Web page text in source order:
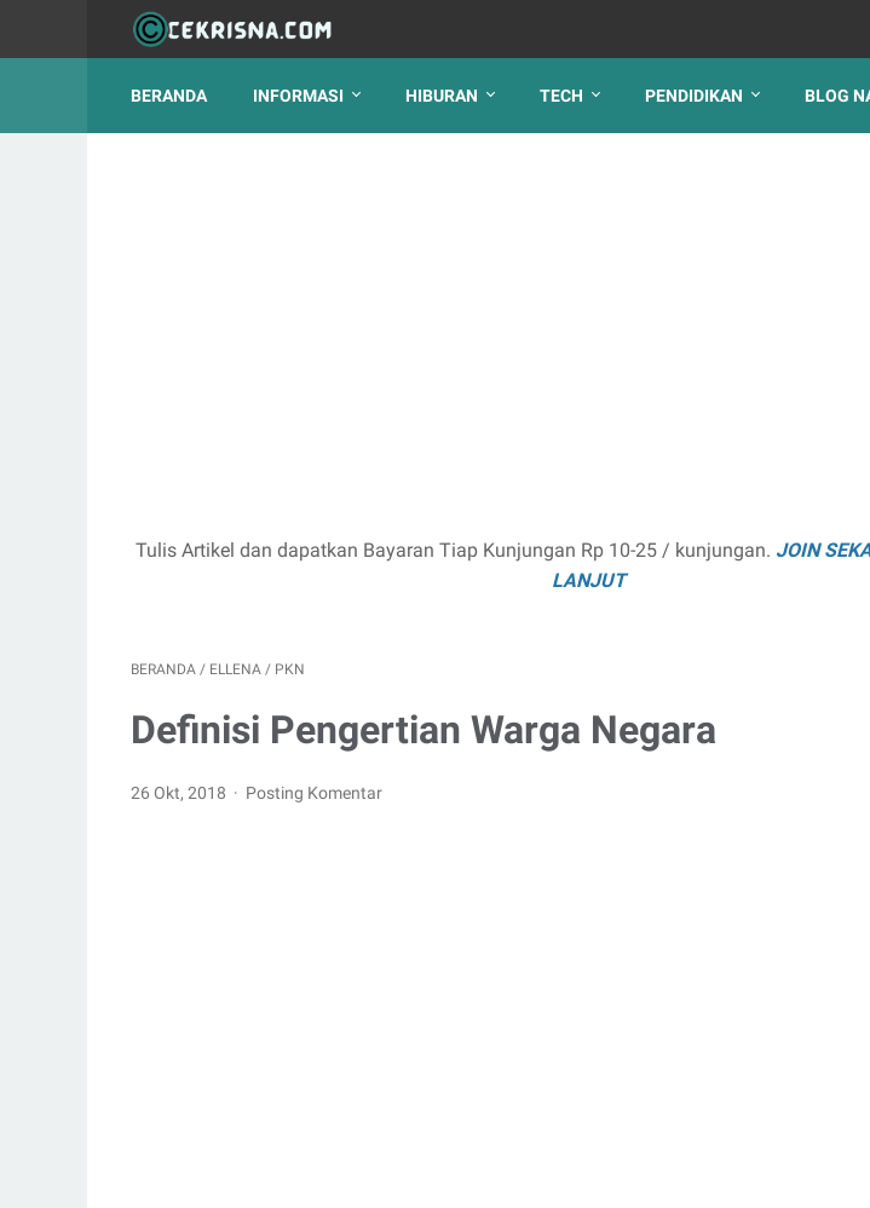
BERANDA INFORMASI HIBURAN TECH PENDIDIKAN BLOG
Tulis Artikel dan dapatkan Bayaran Tiap Kunjungan Rp 10-25 / kunjungan. JOIN
LANJUT
BERANDA / ELLENA / PKN
Definisi Pengertian Warga Negara
26 Okt, 2018 Posting Komentar